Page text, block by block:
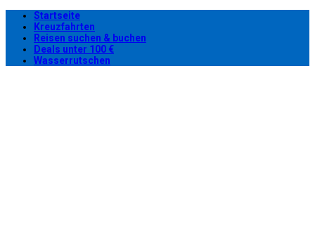
Startseite
Kreuzfahrten
Reisen suchen & buchen
Deals unter 100 €
Wasserrutschen